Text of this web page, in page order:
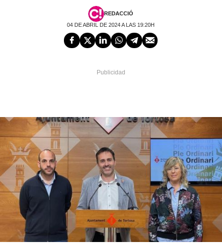
REDACCIÓ
04 DE ABRIL DE 2024 A LAS 19:20H